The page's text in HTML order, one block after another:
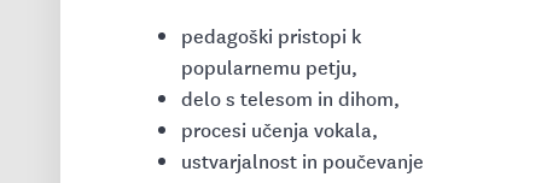
pedagoški pristopi k
popularnemu petju,
delo s telesom in dihom,
procesi učenja vokala,
ustvarjalnost in poučevanje